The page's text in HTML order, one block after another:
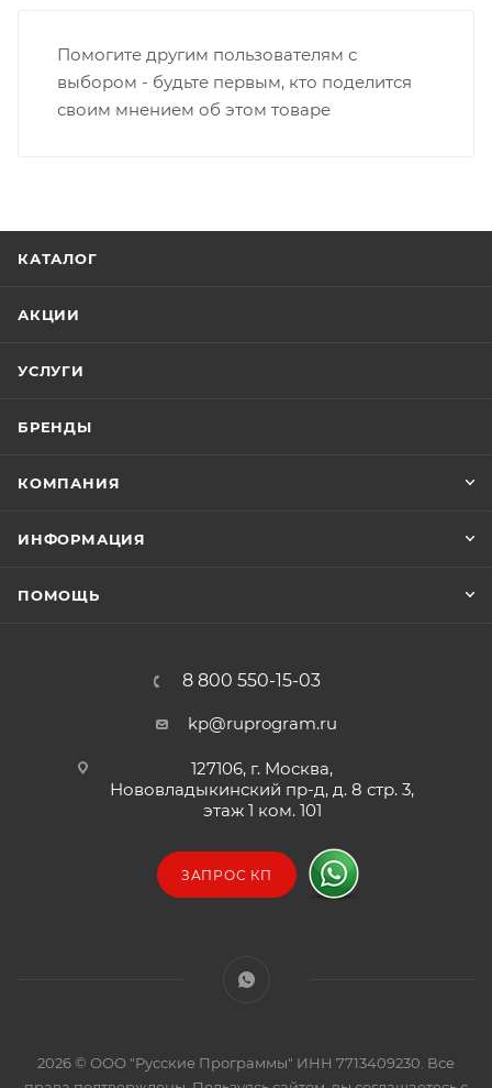
Помогите другим пользователям с
выбором - будьте первым, кто поделится
своим мнением об этом товаре
КАТАЛОГ
АКЦИИ
УСЛУГИ
БРЕНДЫ
КОМПАНИЯ
ИНФОРМАЦИЯ
ПОМОЩЬ
8 800 550-15-03
kp@ruprogram.ru
127106, г. Москва,
Нововладыкинский пр-д, д. 8 стр. 3,
этаж 1 ком. 101
ЗАПРОС КП
2026 © ООО "Русские Программы" ИНН 7713409230. Все